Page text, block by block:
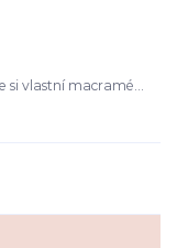
si vlastní macramé...